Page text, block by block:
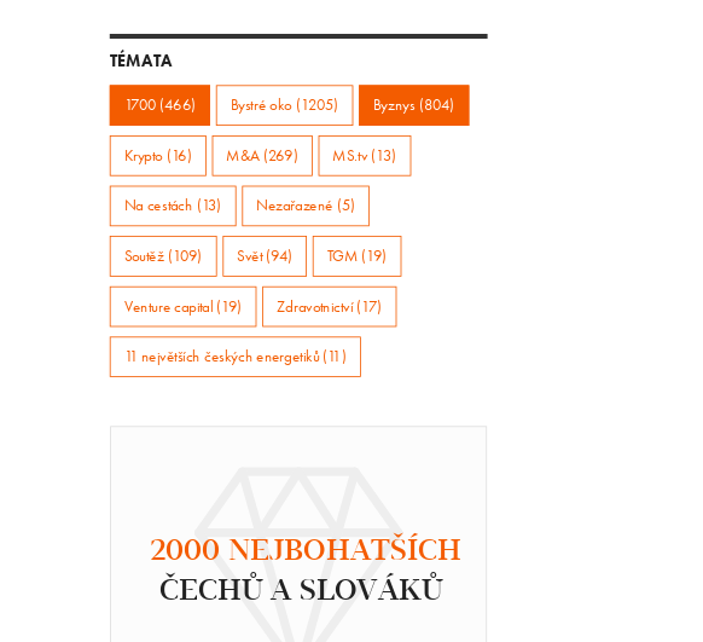
TÉMATA
1700 (466) Bystré oko (1205) Byznys (804)
Krypto (16) M&A (269) MS.tv (13)
Na cestách (13) Nezařazené (5)
Soutěž (109) Svět (94) TGM (19)
Venture capital (19) Zdravotnictví (17)
11 největších českých energetiků (11)
2000 NEJBOHATŠÍCH
ČECHŮ A SLOVÁKŮ